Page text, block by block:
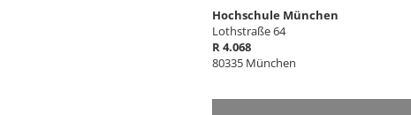
Hochschule München
Lothstraße 64
R 4.068
80335 München